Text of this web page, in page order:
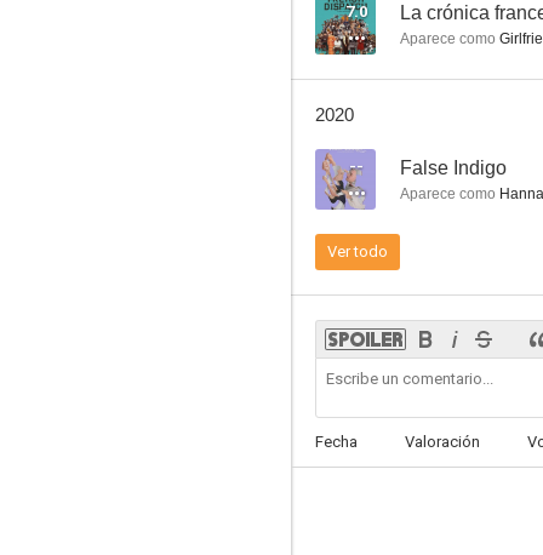
7.0 La crónica
Aparece como
2020
-- False Indigo
Aparece como
Ver todo
Fecha Valoración